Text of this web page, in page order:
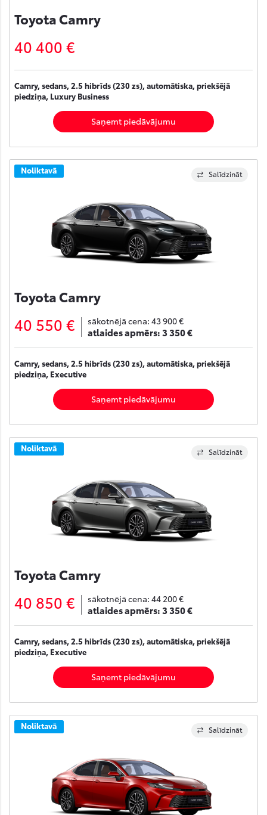
Toyota Camry
40 400 €
Camry, sedans, 2.5 hibrīds (230 zs), automātiska, priekšējā
piedziņa, Luxury Business
Saņemt piedāvājumu
Salīdzināt
Noliktavā
Toyota Camry
40 550 € sākotnējā cena: 43 900 €
atlaides apmērs:3 350 €
Camry, sedans, 2.5 hibrīds (230 zs), automātiska, priekšējā
piedziņa, Executive
Saņemt piedāvājumu
Salīdzināt
Noliktavā
Toyota Camry
40 850 € sākotnējā cena: 44 200 €
atlaides apmērs:3 350 €
Camry, sedans, 2.5 hibrīds (230 zs), automātiska, priekšējā
piedziņa, Executive
Saņemt piedāvājumu
Salīdzināt
Noliktavā